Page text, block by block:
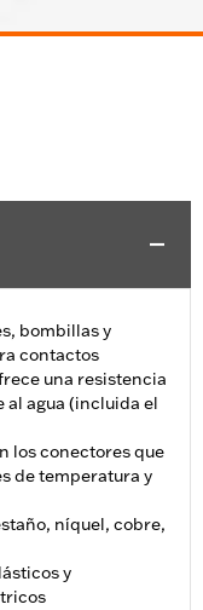
bombillas y
contactos
una resistencia
al agua (incluida el
los conectores que
de temperatura y
níquel, cobre,
y